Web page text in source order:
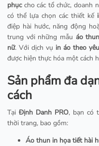
phụccho các tổ chức, doanh
có thể lựa chọn các thiết kế
điệp hài hước, năng động
trung với những mẫu áo
nữ. Với dịch vụ in áo theo
được hiện thực hóa một cách
Sản phẩm đa
cách
TạiĐịnh Danh PRO, bạn có
thời trang, bao gồm:
Áo thun in họa tiết hài